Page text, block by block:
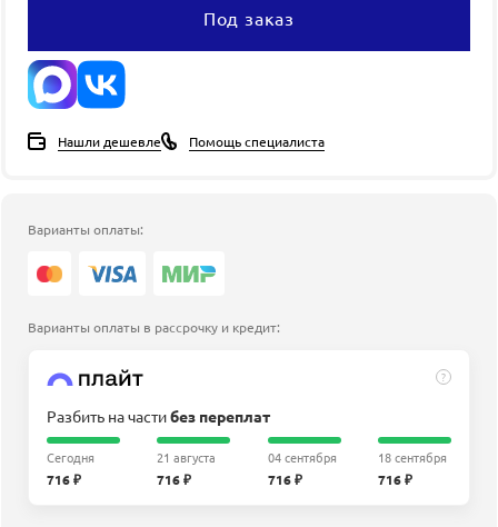
Под заказ
Нашли дешевле Помощь специалиста
Варианты оплаты:
Варианты оплаты в рассрочку и кредит:
?
Разбить на частибез переплат
Сегодня
716 ₽
21 августа
716 ₽
04 сентября
716 ₽
18 сентября
716 ₽